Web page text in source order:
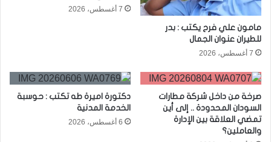
مامون علي فرح يكتب : بدر
للطيران عنوان الجمال
7 أغسطس، 2026
7 أغسطس، 2026
صرخة من داخل شركة مطارات
السودان المحدودة .. إلى أين
تمضي العلاقة بين الإدارة
والعاملين؟
دكتورة اميرة طه تكتب : حوسبة
الخدمة المدنية
6 أغسطس، 2026